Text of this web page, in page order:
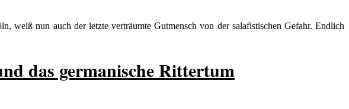
weiß nun auch der letzte verträumte Gutmensch von der salafistischen Gefahr. Endlich
das germanische Rittertum